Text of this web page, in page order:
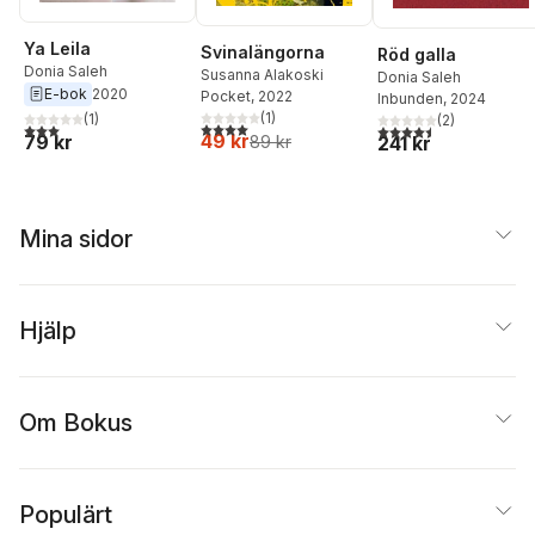
Ya Leila
Donia Saleh
E-bok 2020
3,0utav 5 stjärnor. Totalt antal röster:
(1)
79 kr
Svinalängorna
Susanna Alakoski
Pocket, 2022
4,0utav 5 stjärnor. Totalt antal röster:
(1)
49 kr89 kr
Röd galla
Donia Saleh
Inbunden, 2024
4,5utav 5 stjärnor.
(2)
241 kr
Mina sidor
Hjälp
Om Bokus
Populärt